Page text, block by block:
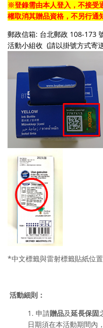
※登錄需由本人登入，不接受
權取消其贈品資格，不另行通
郵政信箱: 台北郵政 108-173
活動小組收 (請以掛號方式寄
*中文標籤與雷射標籤貼紙位
活動細則：
1. 申請贈品及延長保固
日期須在本活動期間內